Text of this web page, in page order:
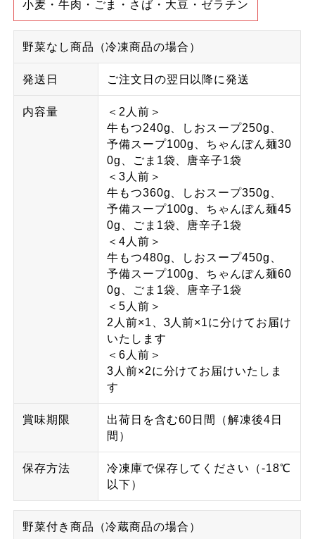
小麦・牛肉・ごま・さば・大豆・ゼラチン
野菜なし商品（冷凍商品の場合）
発送日 ご注文日の翌日以降に発送
内容量
＜2人前＞
牛もつ240g、しおスープ250g、
予備スープ100g、ちゃんぽん麺30
0g、ごま1袋、唐辛子1袋
＜3人前＞
牛もつ360g、しおスープ350g、
予備スープ100g、ちゃんぽん麺45
0g、ごま1袋、唐辛子1袋
＜4人前＞
牛もつ480g、しおスープ450g、
予備スープ100g、ちゃんぽん麺60
0g、ごま1袋、唐辛子1袋
＜5人前＞
2人前×1、3人前×1に分けてお届け
いたします
＜6人前＞
3人前×2に分けてお届けいたしま
す
賞味期限
出荷日を含む60日間（解凍後4日
間）
保存方法
冷凍庫で保存してください（-18℃
以下）
野菜付き商品（冷蔵商品の場合）